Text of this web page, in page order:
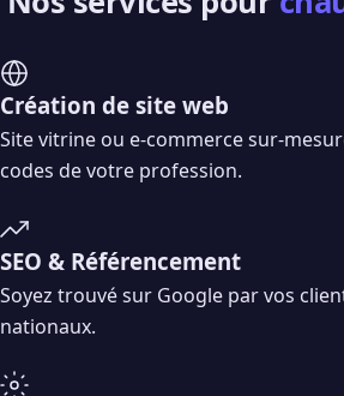
Création de site web
Site vitrine ou e-commerce sur-
codes de votre profession.
SEO & Référencement
Soyez trouvé sur Google par vos
nationaux.